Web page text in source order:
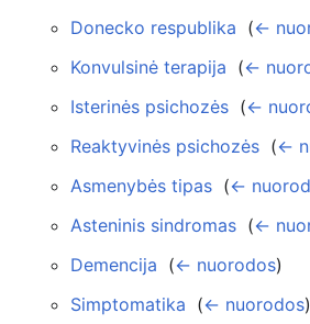
Donecko respublika (←
Konvulsinė terapija (←
Isterinės psichozės (←
Reaktyvinės psichozės (←
Asmenybės tipas (←
Asteninis sindromas (←
Demencija (← nuorodos)
Simptomatika (← nuorodos)